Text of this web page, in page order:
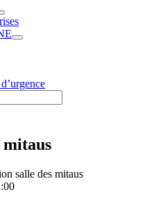
mitaus
salle des mitaus